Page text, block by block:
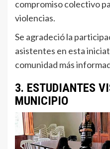
compromiso colectivo
violencias.
Se agradeció la
asistentes en esta
comunidad más
3. ESTUDIANTES
MUNICIPIO